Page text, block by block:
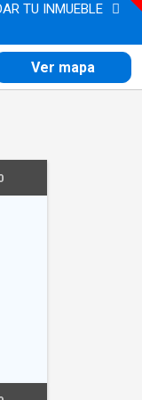
TU INMUEBLE
Ver mapa